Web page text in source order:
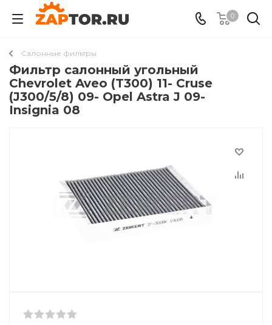
0
Салонные фильтры
Фильтр салонный угольный
Chevrolet Aveo (T300) 11- Cruse
(J300/5/8) 09- Opel Astra J 09-
Insignia 08